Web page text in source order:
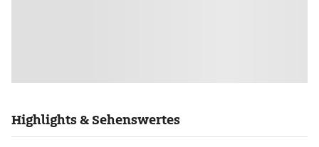
Highlights & Sehenswertes